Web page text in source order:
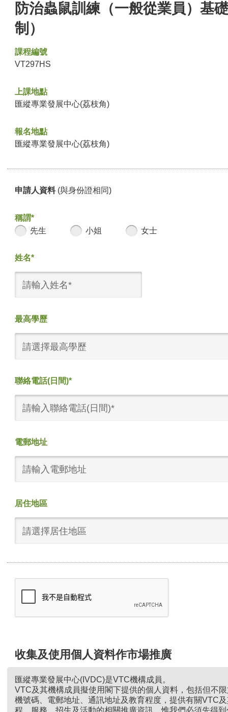
防治蟲鼠訓練（一般從業員）基
制）
課程編號
VT297HS
上課地點
匯縱專業發展中心(荔枝角)
報名地點
匯縱專業發展中心(荔枝角)
申請人資料 (與身份證相同)
稱謂*
先生
小姐 女士
姓名*
最高學歷
請選擇最高學歷
聯絡電話(日間)*
電郵地址
居住地區
請選擇居住地區
收集及使用個人資料作市場推廣
匯縱專業發展中心(IVDC)是VTC機構成員。
VTC及其機構成員擬使用閣下提供的個人資料，包括但不
機號碼、電郵地址、通訊地址及教育程度，提供有關VTC
程、服務、招生及活動的相關推廣資訊。惟我們必須先得